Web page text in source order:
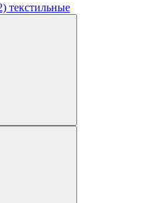
текстильные